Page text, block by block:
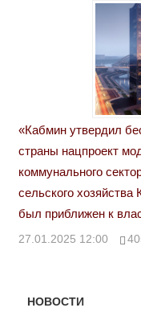
«Кабмин утвердил
страны нацпроект
коммунального
сельского
был приближен к
27.01.2025 12:00
НОВОСТИ